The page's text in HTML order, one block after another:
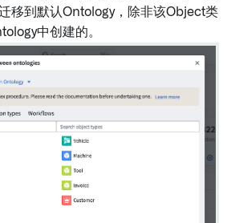
移到默认Ontology，除非该Object类
中创建的。